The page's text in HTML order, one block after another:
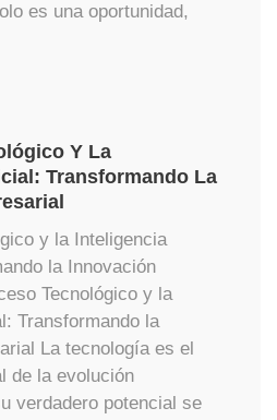
es una oportunidad,
Y La
Transformando La
y la Inteligencia
la Innovación
Tecnológico y la
Transformando la
La tecnología es el
de la evolución
verdadero potencial se